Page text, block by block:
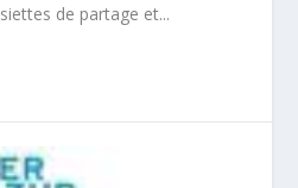
de partage et...